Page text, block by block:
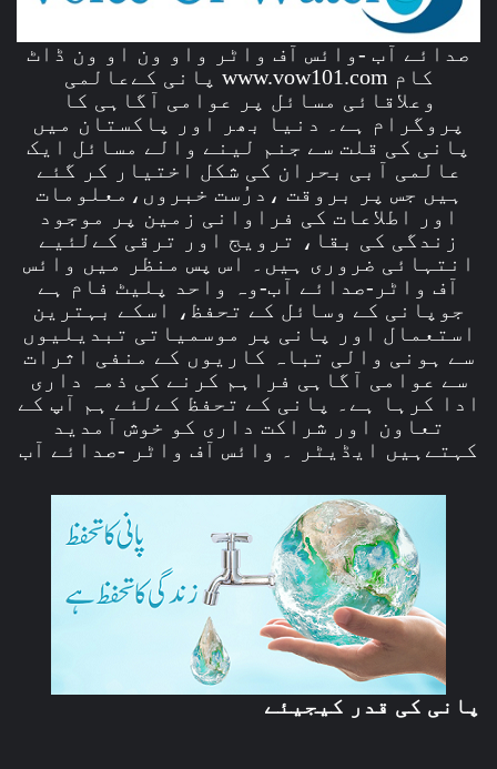
صدائے آب -وائس آف واٹر واو ون او ون ڈاٹ
کام www.vow101.com پانی کےعالمی
وعلاقائی مسائل پر عوامی آگاہی کا
پروگرام ہے۔ دنیا بھر اور پاکستان میں
پانی کی قلت سے جنم لینے والے مسائل ایک
عالمی آبی بحران کی شکل اختیار کر گئے
ہیں جس پر بروقت ،درُست خبروں،معلومات
اور اطلاعات کی فراوانی زمین پر موجود
زندگی کی بقا، ترویج اور ترقی کےلئیے
انتہائی ضروری ہیں۔ اس پس منظر میں وائس
آف واٹر-صدائے آب-وہ واحد پلیٹ فام ہے
جوپانی کے وسائل کے تحفظ، اسکے بہترین
استعمال اور پانی پر موسمیاتی تبدیلیوں
سے ہونی والی تباہ کاریوں کے منفی اثرات
سے عوامی آگاہی فراہم کرنے کی ذمہ داری
ادا کرہا ہے۔ پانی کے تحفظ کےلئے ہم آپ کے
تعاون اور شراکت داری کو خوش آمدید
کہتےہیں ایڈیٹر ۔ وائس آف واٹر -صدائے آب
پانی کی قدر کیجیئے